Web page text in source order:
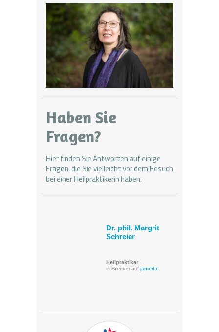
Haben Sie
Fragen?
Hier finden Sie Antworten auf einige
Fragen, die Sie vielleicht vor dem Besuch
bei einer Heilpraktikerin haben.
Dr. phil. Margrit
Schreier
Heilpraktiker
in Bremen auf jameda